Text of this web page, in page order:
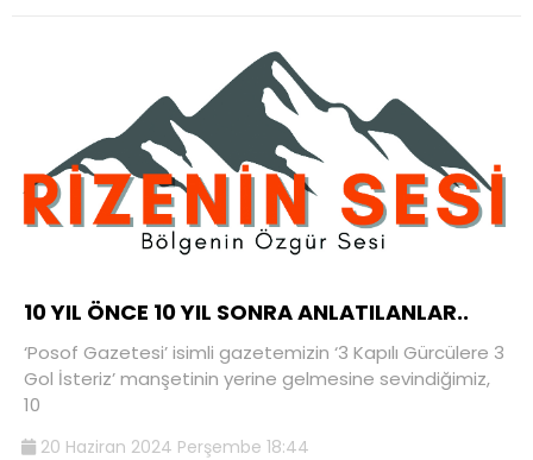
10 YIL ÖNCE 10 YIL SONRA ANLATILANLAR..
‘Posof Gazetesi’ isimli gazetemizin ‘3 Kapılı Gürcülere 3
Gol İsteriz’ manşetinin yerine gelmesine sevindiğimiz,
10
20 Haziran 2024 Perşembe 18:44